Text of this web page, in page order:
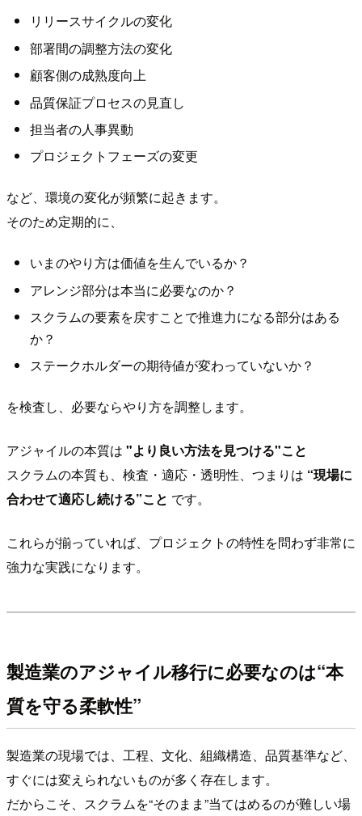
リリースサイクルの変化
部署間の調整方法の変化
顧客側の成熟度向上
品質保証プロセスの見直し
担当者の人事異動
プロジェクトフェーズの変更
など、環境の変化が頻繁に起きます。
そのため定期的に、
いまのやり方は価値を生んでいるか？
アレンジ部分は本当に必要なのか？
スクラムの要素を戻すことで推進力になる部分はある
か？
ステークホルダーの期待値が変わっていないか？
を検査し、必要ならやり方を調整します。
アジャイルの本質は "より良い方法を見つける"こと
スクラムの本質も、検査・適応・透明性、つまりは “現場に
合わせて適応し続ける”こと です。
これらが揃っていれば、プロジェクトの特性を問わず非常に
強力な実践になります。
製造業のアジャイル移行に必要なのは“本
質を守る柔軟性”
製造業の現場では、工程、文化、組織構造、品質基準など、
すぐには変えられないものが多く存在します。
だからこそ、スクラムを“そのまま”当てはめるのが難しい場